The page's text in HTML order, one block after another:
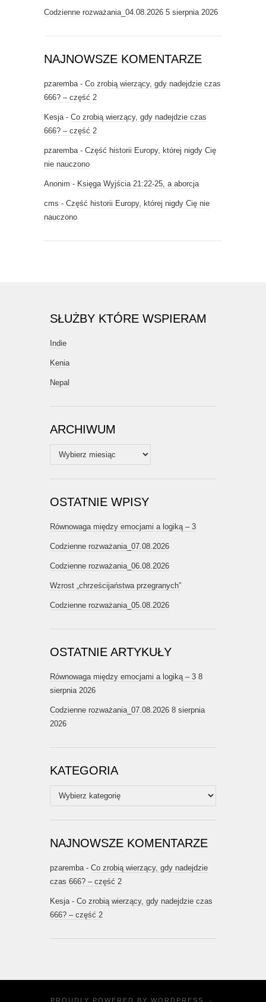
Codzienne rozważania_04.08.2026 5 sierpnia 2026
NAJNOWSZE KOMENTARZE
pzaremba- Co zrobią wierzący, gdy nadejdzie czas
666? – część 2
Kesja- Co zrobią wierzący, gdy nadejdzie czas
666? – część 2
pzaremba- Część historii Europy, której nigdy Cię
nie nauczono
Anonim - Księga Wyjścia 21:22-25, a aborcja
cms - Część historii Europy, której nigdy Cię nie
nauczono
SŁUŻBY KTÓRE WSPIERAM
Indie
Kenia
Nepal
ARCHIWUM
Archiwum
OSTATNIE WPISY
Równowaga między emocjami a logiką – 3
Codzienne rozważania_07.08.2026
Codzienne rozważania_06.08.2026
Wzrost „chrześcijaństwa przegranych”
Codzienne rozważania_05.08.2026
OSTATNIE ARTYKUŁY
Równowaga między emocjami a logiką – 3 8
sierpnia 2026
Codzienne rozważania_07.08.2026 8 sierpnia
2026
KATEGORIA
Kategoria
NAJNOWSZE KOMENTARZE
pzaremba- Co zrobią wierzący, gdy nadejdzie
czas 666? – część 2
Kesja- Co zrobią wierzący, gdy nadejdzie czas
666? – część 2
PROUDLY POWERED BY WORDPRESS ·